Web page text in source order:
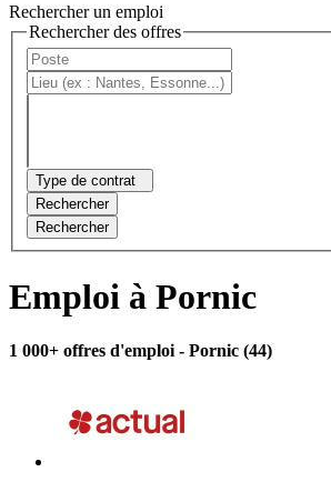
Rechercher un emploi
Rechercher des offres
Type de contrat
Rechercher
Rechercher
Emploi à Pornic
1 000+ offres d'emploi - Pornic (44)